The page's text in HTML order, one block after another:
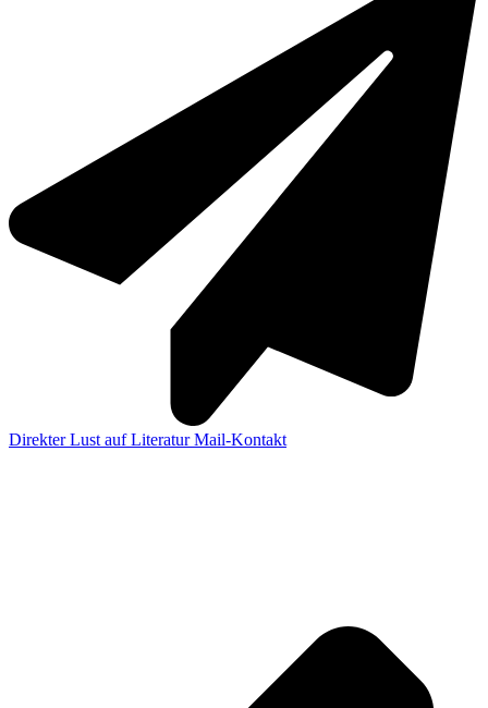
Direkter Lust auf Literatur Mail-Kontakt